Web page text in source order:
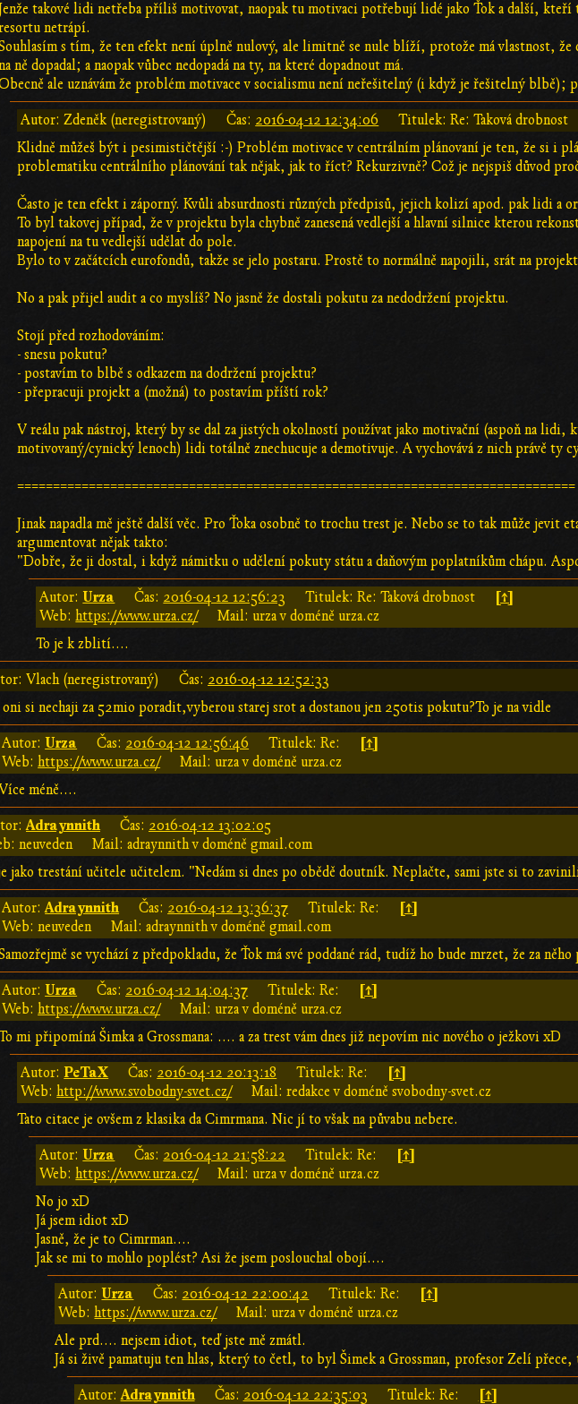
Jenže takové lidi netřeba příliš motivovat, naopak tu motivaci potřebují lidé jako Ťok a další,
netrápí.
s tím, že ten efekt není úplně nulový, ale limitně se nule blíží, protože má vlastnost, že
ně dopadal; a naopak vůbec nedopadá na ty, na které dopadnout má.
ale uznávám že problém motivace v socialismu není neřešitelný (i když je řešitelný blbě);
Autor: Zdeněk (neregistrovaný) Čas: 2016-04-12 12:34:06 Titulek: Re: Taková drobnost
Klidně můžeš být i pesimističtější :-) Problém motivace v centrálním plánovaní je ten, že si i
problematiku centrálního plánování tak nějak, jak to říct? Rekurzivně? Což je nejspiš důvod
Často je ten efekt i záporný. Kvůli absurdnosti různých předpisů, jejich kolizí apod. pak lidi a
To byl takovej případ, že v projektu byla chybně zanesená vedlejší a hlavní silnice kterou
napojení na tu vedlejší udělat do pole.
Bylo to v začátcích eurofondů, takže se jelo postaru. Prostě to normálně napojili, srát na
No a pak přijel audit a co myslíš? No jasně že dostali pokutu za nedodržení projektu.
Stojí před rozhodováním:
- snesu pokutu?
- postavím to blbě s odkazem na dodržení projektu?
- přepracuji projekt a (možná) to postavím příští rok?
V reálu pak nástroj, který by se dal za jistých okolností používat jako motivační (aspoň na lidi,
motivovaný/cynický lenoch) lidi totálně znechucuje a demotivuje. A vychovává z nich právě ty
==============================================================================
Jinak napadla mě ještě další věc. Pro Ťoka osobně to trochu trest je. Nebo se to tak může jevit
argumentovat nějak takto:
"Dobře, že ji dostal, i když námitku o udělení pokuty státu a daňovým poplatníkům chápu.
Autor: Urza Čas: 2016-04-12 12:56:23 Titulek: Re: Taková drobnost [↑]
Web:https://www.urza.cz/
Mail: urza v doméně urza.cz
To je k zblití....
Vlach (neregistrovaný) Čas: 2016-04-12 12:52:33
oni si nechaji za 52mio poradit,vyberou starej srot a dostanou jen 250tis pokutu?To je na vidle
Autor: Urza Čas: 2016-04-12 12:56:46 Titulek: Re: [↑]
Web:https://www.urza.cz/
Mail: urza v doméně urza.cz
Více méně....
Adraynnith Čas: 2016-04-12 13:02:05
neuveden
Mail: adraynnith v doméně gmail.com
jako trestání učitele učitelem. "Nedám si dnes po obědě doutník. Neplačte, sami jste si to
Autor:Adraynnith Čas: 2016-04-12 13:36:37 Titulek: Re: [↑]
Web: neuveden
Mail: adraynnith v doméně gmail.com
se vychází z předpokladu, že Ťok má své poddané rád, tudíž ho bude mrzet, že za
Autor: Urza Čas: 2016-04-12 14:04:37 Titulek: Re: [↑]
Web:https://www.urza.cz/
Mail: urza v doméně urza.cz
mi připomíná Šimka a Grossmana: .... a za trest vám dnes již nepovím nic nového o ježkovi xD
Autor:PeTaX Čas: 2016-04-12 20:13:18 Titulek: Re: [↑]
Web:http://www.svobodny-svet.cz/
Mail: redakce v doméně svobodny-svet.cz
Tato citace je ovšem z klasika da Cimrmana. Nic jí to však na půvabu nebere.
Autor: Urza Čas: 2016-04-12 21:58:22 Titulek: Re: [↑]
Web:https://www.urza.cz/
Mail: urza v doméně urza.cz
No jo xD
Já jsem idiot xD
Jasně, že je to Cimrman....
Jak se mi to mohlo poplést? Asi že jsem poslouchal obojí....
Autor: Urza Čas: 2016-04-12 22:00:42 Titulek: Re: [↑]
Web:https://www.urza.cz/
Mail: urza v doméně urza.cz
Ale prd.... nejsem idiot, teď jste mě zmátl.
Já si živě pamatuju ten hlas, který to četl, to byl Šimek a Grossman, profesor Zelí
Autor:Adraynnith Čas: 2016-04-12 22:35:03 Titulek: Re: [↑]